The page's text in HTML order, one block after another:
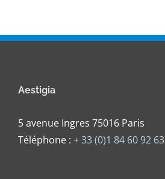
Aestigia
5 avenue Ingres 75016 Paris
Téléphone : + 33 (0)1 84 60 92 63